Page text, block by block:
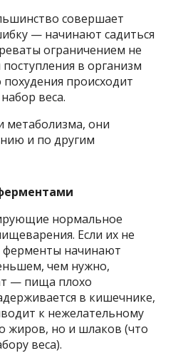
совершает
— начинают садиться
ограничением не
в организм
происходит
веса.
метаболизма, они
и по другим
нормальное
Если их не
ферменты начинают
чем нужно,
— пища плохо
в кишечнике,
к нежелательному
жиров, но и шлаков (что
веса).